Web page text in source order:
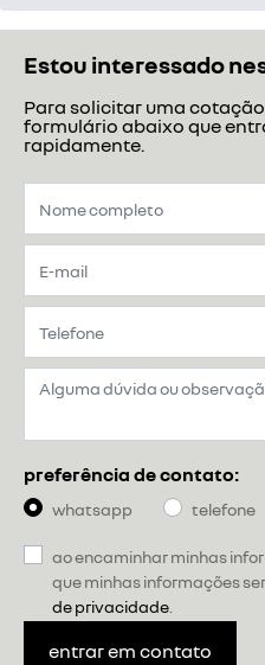
Estou interessado
Para solicitar uma
formulário abaixo que
rapidamente.
preferência de contato:
whatsapp telefone
ao encaminhar minhas
que minhas informações
de privacidade
entrar em contato